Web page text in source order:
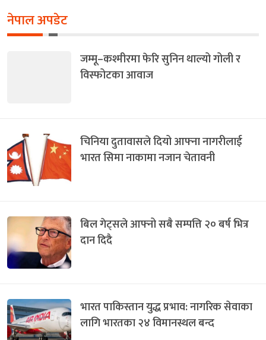
नेपाल अपडेट
जम्मू–कश्मीरमा फेरि सुनिन थाल्यो गोली र
विस्फोटका आवाज
चिनिया दुतावासले दियो आफ्ना नागरीलाई
भारत सिमा नाकामा नजान चेतावनी
बिल गेट्सले आफ्नो सबै सम्पत्ति २० बर्ष भित्र
दान दिदै
भारत पाकिस्तान युद्ध प्रभाव: नागरिक सेवाका
लागि भारतका २४ विमानस्थल बन्द